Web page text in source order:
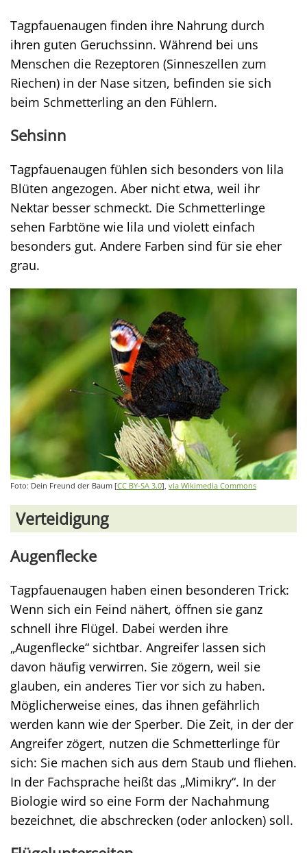
Tagpfauenaugen finden ihre Nahrung durch
ihren guten Geruchssinn. Während bei uns
Menschen die Rezeptoren (Sinneszellen zum
Riechen) in der Nase sitzen, befinden sie sich
beim Schmetterling an den Fühlern.
Sehsinn
Tagpfauenaugen fühlen sich besonders von lila
Blüten angezogen. Aber nicht etwa, weil ihr
Nektar besser schmeckt. Die Schmetterlinge
sehen Farbtöne wie lila und violett einfach
besonders gut. Andere Farben sind für sie eher
grau.
Foto: Dein Freund der Baum [CC BY-SA 3.0], via Wikimedia Commons
Verteidigung
Augenflecke
Tagpfauenaugen haben einen besonderen Trick:
Wenn sich ein Feind nähert, öffnen sie ganz
schnell ihre Flügel. Dabei werden ihre
„Augenflecke“ sichtbar. Angreifer lassen sich
davon häufig verwirren. Sie zögern, weil sie
glauben, ein anderes Tier vor sich zu haben.
Möglicherweise eines, das ihnen gefährlich
werden kann wie der Sperber. Die Zeit, in der der
Angreifer zögert, nutzen die Schmetterlinge für
sich: Sie machen sich aus dem Staub und fliehen.
In der Fachsprache heißt das „Mimikry“. In der
Biologie wird so eine Form der Nachahmung
bezeichnet, die abschrecken (oder anlocken) soll.